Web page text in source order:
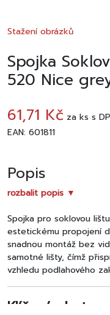
Stažení obrázků
Spojka
520 Nice
61,71 Kč za ks s
EAN: 601811
Popis
rozbalit popis ▼
Spojka pro soklovou
estetickému propojení
snadnou montáž bez
samotné lišty, čímž
vzhledu podlahového
Klíčové